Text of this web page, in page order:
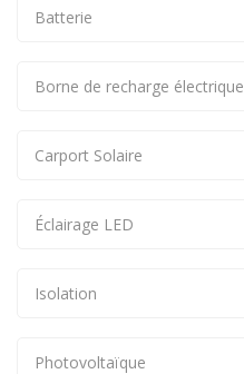
Batterie
Borne de recharge électrique
Carport Solaire
Éclairage LED
Isolation
Photovoltaïque